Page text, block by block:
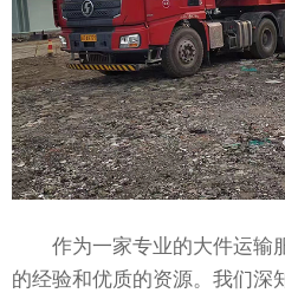
作为一家专业的大件运输
的经验和优质的资源。我们深